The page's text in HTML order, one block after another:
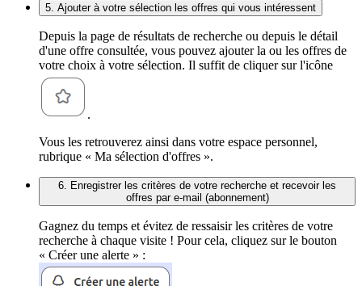
5. Ajouter à votre sélection les offres qui vous intéressent
Depuis la page de résultats de recherche ou depuis le détail
d'une offre consultée, vous pouvez ajouter la ou les offres de
votre choix à votre sélection. Il suffit de cliquer sur l'icône
.
Vous les retrouverez ainsi dans votre espace personnel,
rubrique « Ma sélection d'offres ».
6. Enregistrer les critères de votre recherche et recevoir les
offres par e-mail (abonnement)
Gagnez du temps et évitez de ressaisir les critères de votre
recherche à chaque visite ! Pour cela, cliquez sur le bouton
« Créer une alerte » :